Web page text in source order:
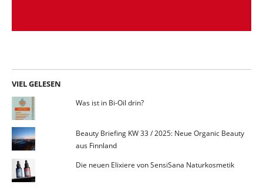
VIEL GELESEN
Was ist in Bi-Oil drin?
Beauty Briefing KW 33 / 2025: Neue Organic Beauty
aus Finnland
Die neuen Elixiere von SensiSana Naturkosmetik